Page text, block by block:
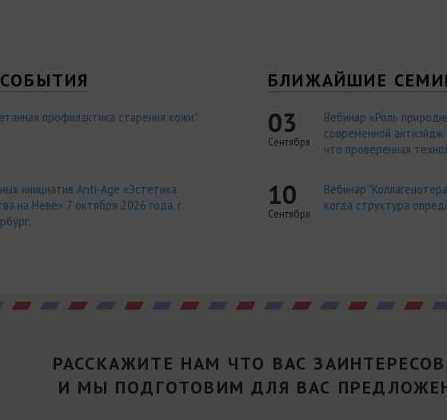
профилактика старения кожи."
инициатив Anti-Age «Эстетика
на Неве» 7 октября 2026 года, г.
БЛИЖАЙШИЕ
03
Сентября
Вебинар «Роль
современной
что проверенная
10
Сентября
Вебинар
когда структура
РАССКАЖИТЕ НАМ ЧТО ВАС
И МЫ ПОДГОТОВИМ ДЛЯ ВАС